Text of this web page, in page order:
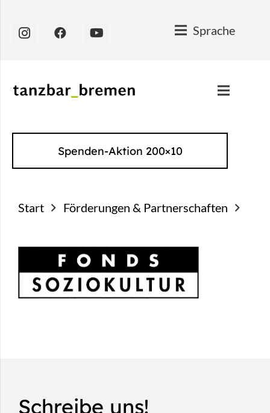
Sprache
Spenden-Aktion 200×10
Start Förderungen & Partnerschaften
Schreibe uns!